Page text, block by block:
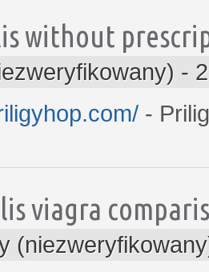
without
-
-
viagra